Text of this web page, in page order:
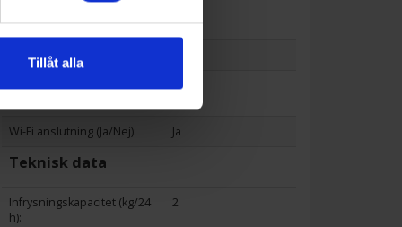
Tillåt alla
j):
Display på dörr (Ja/Nej):
Passar nya IKEA-metod (Ja/
Nej
Wi-Fi anslutning (Ja/Nej): Ja
Teknisk data
Infrysningskapacitet (kg/24
h):
2